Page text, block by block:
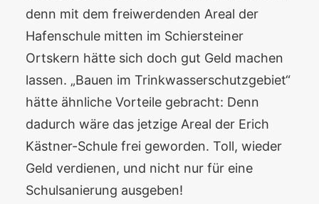
denn mit dem freiwerdenden Areal der
Hafenschule mitten im Schiersteiner
Ortskern hätte sich doch gut Geld machen
lassen. „Bauen im Trinkwasserschutzgebiet“
hätte ähnliche Vorteile gebracht: Denn
dadurch wäre das jetzige Areal der Erich
Kästner-Schule frei geworden. Toll, wieder
Geld verdienen, und nicht nur für eine
Schulsanierung ausgeben!